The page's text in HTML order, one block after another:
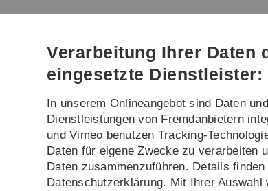
Direkt
Direkt
Direkt
(Sprache,
Drucken,
Social
Direkt
Direkt
EcoScouts
Verarbeitung Ihrer Daten
eingesetzte Dienstleister:
In unserem Onlineangebot sind Daten und
Dienstleistungen von Fremdanbietern
und Vimeo benutzen Tracking-
Daten für eigene Zwecke zu verarbeiten
Daten zusammenzuführen. Details
Datenschutzerklärung. Mit Ihrer Auswahl